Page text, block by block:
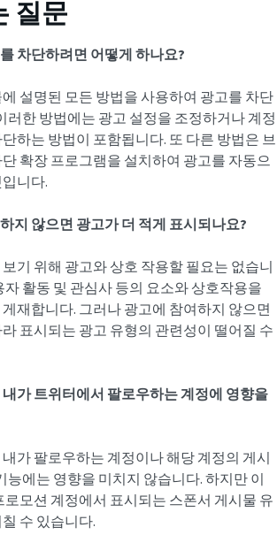
질문
차단하려면 어떻게 하나요?
설명된 모든 방법을 사용하여 광고를 차단
러한 방법에는 광고 설정을 조정하거나 계정
하는 방법이 포함됩니다. 또 다른 방법은 브
확장 프로그램을 설치하여 광고를 자동으
니다.
지 않으면 광고가 더 적게 표시되나요?
기 위해 광고와 상호 작용할 필요는 없습니
자 활동 및 관심사 등의 요소와 상호작용을
재합니다. 그러나 광고에 참여하지 않으면
표시되는 광고 유형의 관련성이 떨어질 수
가 트위터에서 팔로우하는 계정에 영향을
가 팔로우하는 계정이나 해당 계정의 게시
능에는 영향을 미치지 않습니다. 하지만 이
로모션 계정에서 표시되는 스폰서 게시물 유
수 있습니다.